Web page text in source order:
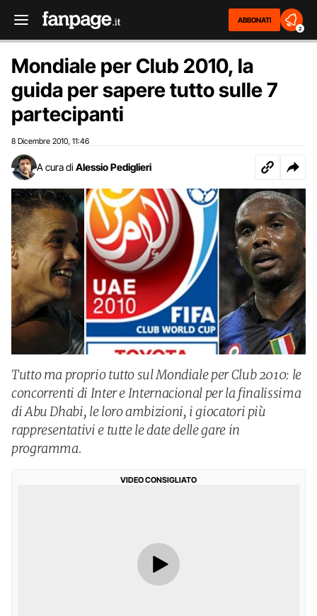
ABBONATI
2
Mondiale per Club 2010, la
guida per sapere tutto sulle 7
partecipanti
8 Dicembre 2010 11:46
A cura di Alessio Pediglieri
Tutto ma proprio tutto sul Mondiale per Club 2010: le
concorrenti di Inter e Internacional per la finalissima
di Abu Dhabi, le loro ambizioni, i giocatori più
rappresentativi e tutte le date delle gare in
programma.
VIDEO CONSIGLIATO